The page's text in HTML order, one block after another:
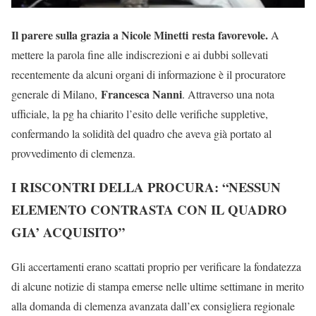
Il parere sulla grazia a Nicole Minetti resta favorevole. A
mettere la parola fine alle indiscrezioni e ai dubbi sollevati
recentemente da alcuni organi di informazione è il procuratore
generale di Milano, Francesca Nanni. Attraverso una nota
ufficiale, la pg ha chiarito l’esito delle verifiche suppletive,
confermando la solidità del quadro che aveva già portato al
provvedimento di clemenza.
I RISCONTRI DELLA PROCURA: “NESSUN
ELEMENTO CONTRASTA CON IL QUADRO
GIA’ ACQUISITO”
Gli accertamenti erano scattati proprio per verificare la fondatezza
di alcune notizie di stampa emerse nelle ultime settimane in merito
alla domanda di clemenza avanzata dall’ex consigliera regionale